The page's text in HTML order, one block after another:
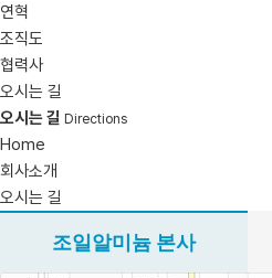
연혁
조직도
협력사
오시는 길
오시는 길 Directions
Home
회사소개
오시는 길
조일알미늄 본사